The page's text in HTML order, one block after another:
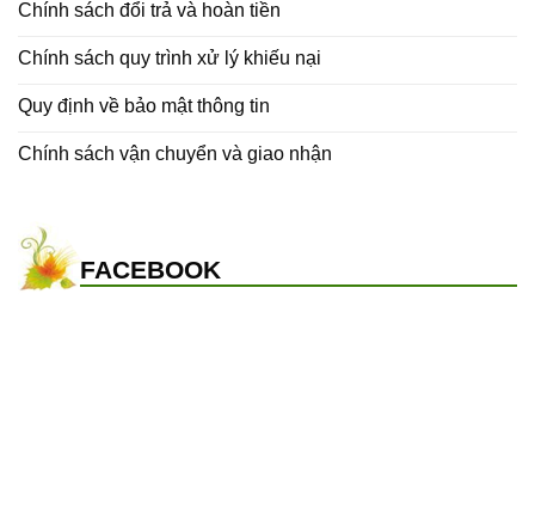
Chính sách đổi trả và hoàn tiền
Chính sách quy trình xử lý khiếu nại
Quy định về bảo mật thông tin
Chính sách vận chuyển và giao nhận
FACEBOOK